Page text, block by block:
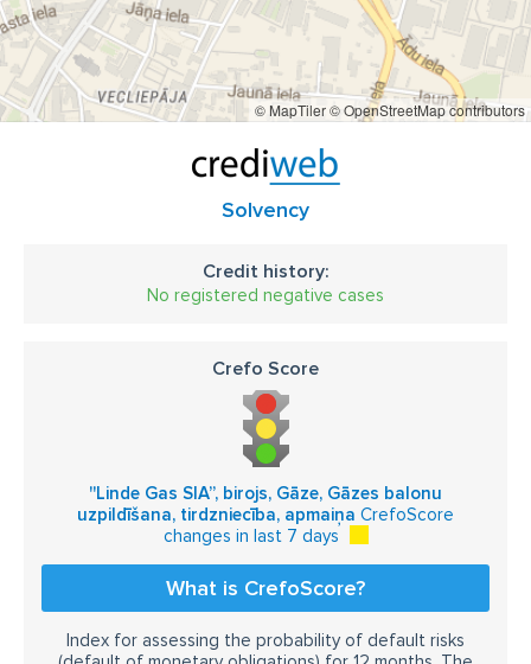
© MapTiler© OpenStreetMap contributors
Solvency
Credit history:
No registered negative cases
Crefo Score
''Linde Gas SIA”, birojs, Gāze, Gāzes balonu
uzpildīšana, tirdzniecība, apmaiņa CrefoScore
changes in last 7 days
What is CrefoScore?
Index for assessing the probability of default risks